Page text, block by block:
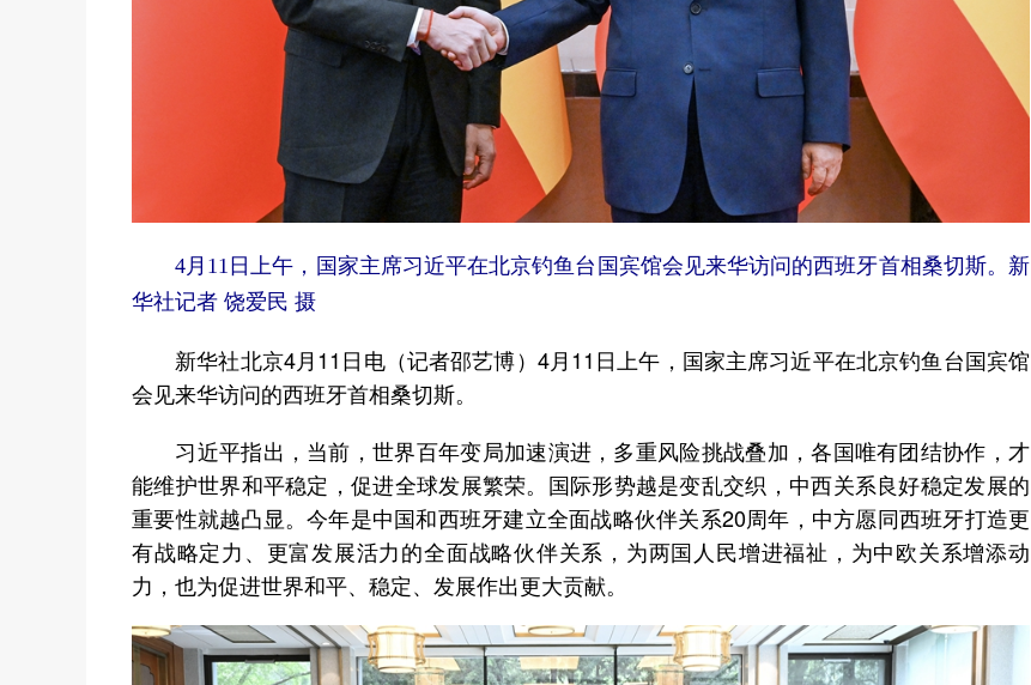
4月11日上午，国家主席习近平在北京钓鱼台国宾馆会见来华访问的西班牙首相桑切斯。新
华社记者 饶爱民 摄
新华社北京4月11日电（记者邵艺博）4月11日上午，国家主席习近平在北京钓鱼台国宾馆
会见来华访问的西班牙首相桑切斯。
习近平指出，当前，世界百年变局加速演进，多重风险挑战叠加，各国唯有团结协作，才
能维护世界和平稳定，促进全球发展繁荣。国际形势越是变乱交织，中西关系良好稳定发展的
重要性就越凸显。今年是中国和西班牙建立全面战略伙伴关系20周年，中方愿同西班牙打造更
有战略定力、更富发展活力的全面战略伙伴关系，为两国人民增进福祉，为中欧关系增添动
力，也为促进世界和平、稳定、发展作出更大贡献。